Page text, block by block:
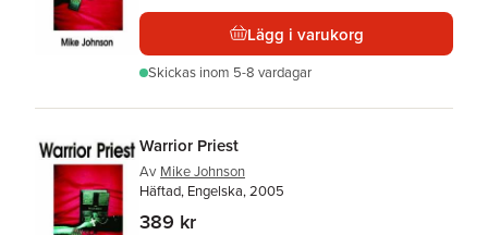
Lägg i varukorg
Skickas inom 5-8 vardagar
Warrior Priest
Av Mike Johnson
Häftad, Engelska, 2005
389 kr